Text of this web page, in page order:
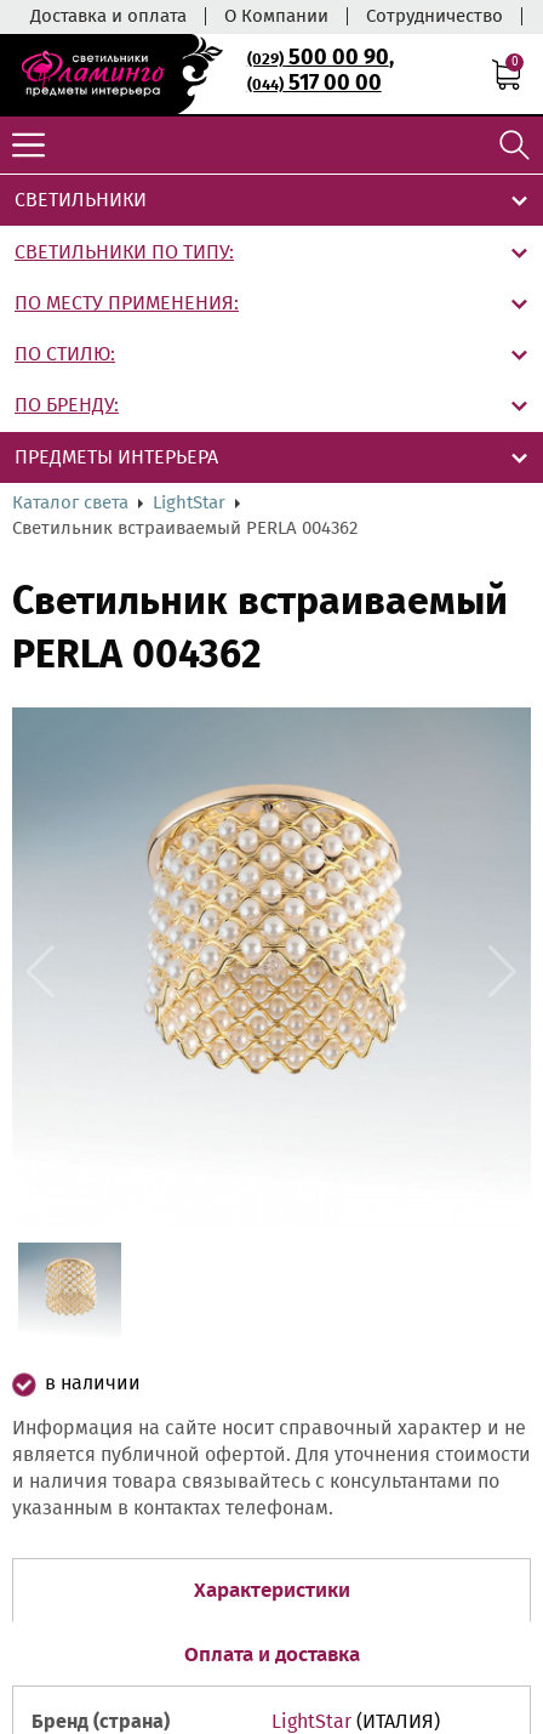
Доставка и оплата О Компании Сотрудничество
(029)500 00 90,
(044)517 00 00
0
СВЕТИЛЬНИКИ
СВЕТИЛЬНИКИ ПО ТИПУ:
ПО МЕСТУ ПРИМЕНЕНИЯ:
ПО СТИЛЮ:
ПО БРЕНДУ:
ПРЕДМЕТЫ ИНТЕРЬЕРА
Каталог света
LightStar
Светильник встраиваемый PERLA 004362
Светильник встраиваемый
PERLA 004362
в наличии
Информация на сайте носит справочный характер и не
является публичной офертой. Для уточнения стоимости
и наличия товара связывайтесь с консультантами по
указанным в контактах телефонам.
Характеристики
Оплата и доставка
Бренд (страна) LightStar (ИТАЛИЯ)